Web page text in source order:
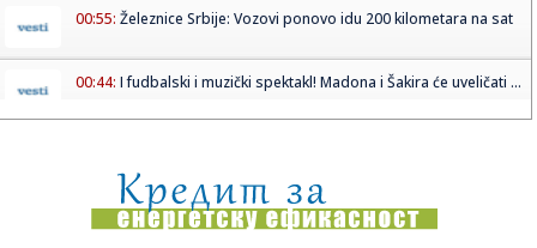
00:55: Železnice Srbije: Vozovi ponovo idu 200 kilometara na sat
00:44: I fudbalski i muzički spektakl! Madona i Šakira će uveličati ...
00:31:Vremeplov: Rođen francuski fizičar Pjer Kiri